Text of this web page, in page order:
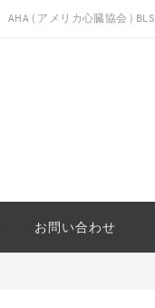
AHA ( アメリカ心臓協会 )
お問い合わせ